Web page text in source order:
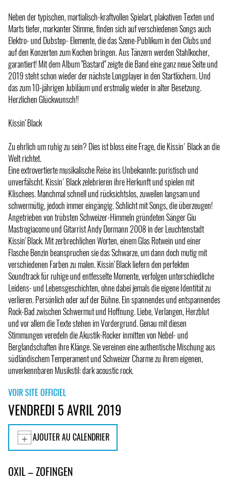
Neben der typischen, martialisch-kraftvollen Spielart, plakativen Texten und
Marts tiefer, markanter Stimme, finden sich auf verschiedenen Songs auch
Elektro- und Dubstep- Elemente, die das Szene-Publikum in den Clubs und
auf den Konzerten zum Kochen bringen. Aus Tänzern werden Stahlkocher,
garantiert! Mit dem Album "Bastard" zeigte die Band eine ganz neue Seite und
2019 steht schon wieder der nächste Longplayer in den Startlöchern. Und
das zum 10-jährigen Jubiläum und erstmalig wieder in alter Besetzung.
Herzlichen Glückwunsch!!
Kissin' Black
Zu ehrlich um ruhig zu sein? Dies ist bloss eine Frage, die Kissin´ Black an die
Welt richtet.
Eine extrovertierte musikalische Reise ins Unbekannte; puristisch und
unverfälscht. Kissin´ Black zelebrieren ihre Herkunft und spielen mit
Klischees. Manchmal schnell und rücksichtslos, zuweilen langsam und
schwermütig, jedoch immer eingängig. Schlicht mit Songs, die überzeugen!
Angetrieben von trübsten Schweizer-Himmeln gründeten Sänger Giu
Mastrogiacomo und Gitarrist Andy Dormann 2008 in der Leuchtenstadt
Kissin' Black. Mit zerbrechlichen Worten, einem Glas Rotwein und einer
Flasche Benzin beanspruchen sie das Schwarze, um dann doch mutig mit
verschiedenen Farben zu malen. Kissin' Black liefern den perfekten
Soundtrack für ruhige und entfesselte Momente, verfolgen unterschiedliche
Leidens- und Lebensgeschichten, ohne dabei jemals die eigene Identität zu
verlieren. Persönlich oder auf der Bühne. Ein spannendes und entspannendes
Rock-Bad zwischen Schwermut und Hoffnung. Liebe, Verlangen, Herzblut
und vor allem die Texte stehen im Vordergrund. Genau mit diesen
Stimmungen veredeln die Akustik-Rocker inmitten von Nebel- und
Berglandschaften ihre Klänge. Sie vereinen eine authentische Mischung aus
südländischem Temperament und Schweizer Charme zu ihrem eigenen,
unverkennbaren Musikstil: dark acoustic rock.
VOIR SITE OFFICIEL
VENDREDI 5 AVRIL 2019
AJOUTER AU CALENDRIER
OXIL – ZOFINGEN